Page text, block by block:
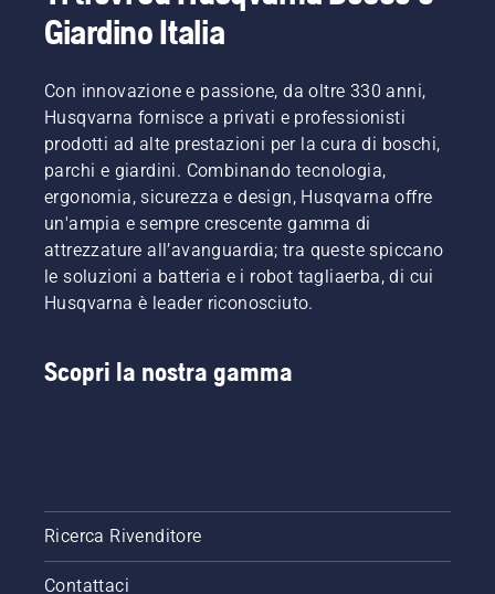
proprio
lavoro.
prodotti
a
questo
problema
è
notevolmente
ridotto.
Giardino Italia
Con innovazione e passione, da oltre 330 anni,
Husqvarna fornisce a privati e professionisti
prodotti ad alte prestazioni per la cura di boschi,
parchi e giardini. Combinando tecnologia,
ergonomia, sicurezza e design, Husqvarna offre
un'ampia e sempre crescente gamma di
attrezzature all’avanguardia; tra queste spiccano
le soluzioni a batteria e i robot tagliaerba, di cui
Husqvarna è leader riconosciuto.
Scopri la nostra gamma
Ricerca Rivenditore
Contattaci